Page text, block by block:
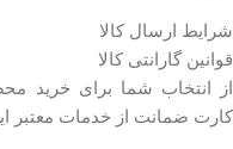
شرایط ارسال کالا
قوانین گارانتی کالا
از انتخاب شما برای خرید
کارت ضمانت از خدمات معتبر